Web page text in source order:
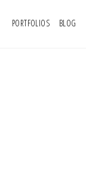
PORTFOLIOS BLOG